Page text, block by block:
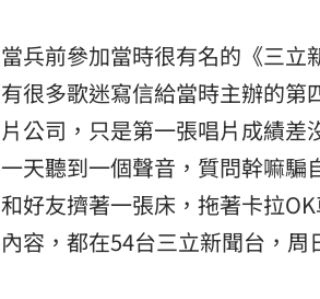
當兵前參加當時很有名的《三立
有很多歌迷寫信給當時主辦的
片公司，只是第一張唱片成績
一天聽到一個聲音，質問幹嘛
和好友擠著一張床，拖著卡拉
內容，都在54台三立新聞台，